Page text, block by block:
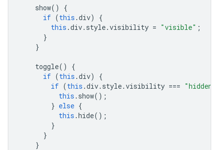
show()
{
if (this .div)
{
this .div. style.visibility = "visible" ;
}
}
toggle()
{
if (this .div)
{
if (this .div. style.visibility === "hidden"
this . show();
} else {
this .hide();
}
}
}